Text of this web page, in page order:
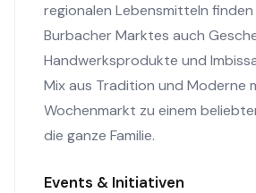
regionalen Lebensmitteln
Burbacher Marktes auch
Handwerksprodukte und
Mix aus Tradition und Moderne
Wochenmarkt zu einem
die ganze Familie.
Events & Initiativen